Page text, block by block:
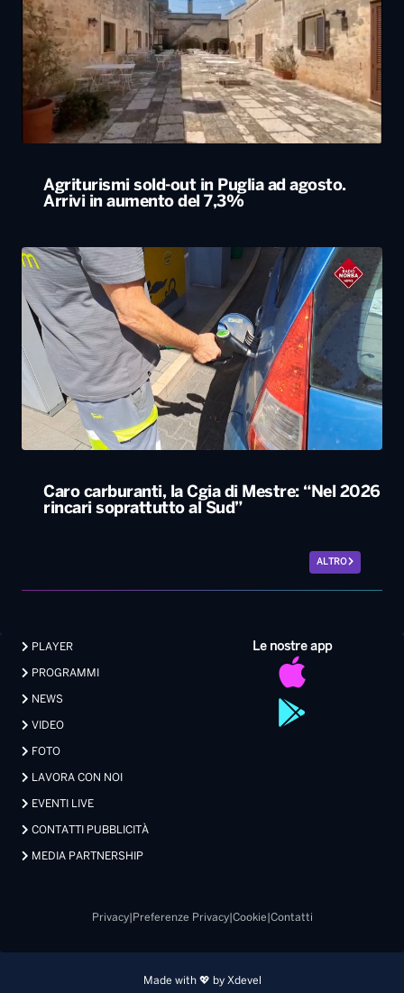
Agriturismi sold-out in Puglia ad agosto.
Arrivi in aumento del 7,3%
Caro carburanti, la Cgia di Mestre: “Nel 2026
rincari soprattutto al Sud”
ALTRO
Le nostre app
PLAYER
PROGRAMMI
NEWS
VIDEO
FOTO
LAVORA CON NOI
EVENTI LIVE
CONTATTI PUBBLICITÀ
MEDIA PARTNERSHIP
Privacy| Preferenze Privacy| Cookie Contatti
Made with 💖 by Xdevel